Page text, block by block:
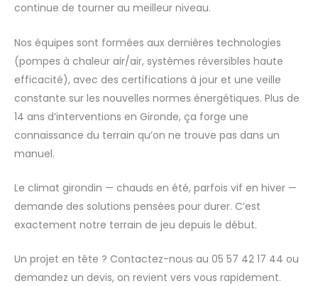
continue de tourner au meilleur niveau.
Nos équipes sont formées aux dernières technologies
(pompes à chaleur air/air, systèmes réversibles haute
efficacité), avec des certifications à jour et une veille
constante sur les nouvelles normes énergétiques. Plus de
14 ans d’interventions en Gironde, ça forge une
connaissance du terrain qu’on ne trouve pas dans un
manuel.
Le climat girondin — chauds en été, parfois vif en hiver —
demande des solutions pensées pour durer. C’est
exactement notre terrain de jeu depuis le début.
Un projet en tête ? Contactez-nous au 05 57 42 17 44 ou
demandez un devis, on revient vers vous rapidement.